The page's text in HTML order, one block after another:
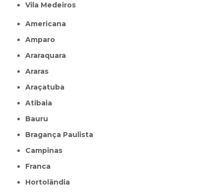
Vila Medeiros
Americana
Amparo
Araraquara
Araras
Araçatuba
Atibaia
Bauru
Bragança Paulista
Campinas
Franca
Hortolândia